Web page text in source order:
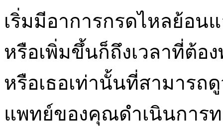
เริ่มมีอาการกรดไหลย้อ
หรือเพิ่มขึ้นก็ถึงเวลาที่ต้อ
หรือเธอเท่านั้นที่สามาร
แพทย์ของคุณดำเนินการ